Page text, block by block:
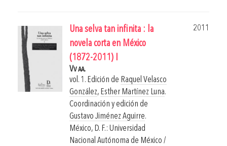
Una selva tan infinita : la
novela corta en México
(1872-2011) I
2011
Vv aa.
vol. 1. Edición de Raquel Velasco
González, Esther Martínez Luna.
Coordinación y edición de
Gustavo Jiménez Aguirre.
México, D. F.: Universidad
Nacional Autónoma de México /